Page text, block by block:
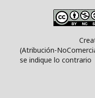
Creative
(Atribución-
se indique lo contrario